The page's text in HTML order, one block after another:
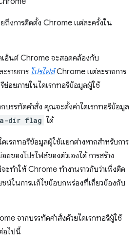
งการติดตั้ง Chrome แต่ละครั้งใน
เอ็นต์ Chrome จะสอดคล้องกับ
รายการ โปรไฟล์Chrome แต่ละรายการ
ย่อยภายในไดเรกทอรีข้อมูลผู้ใช้
บรรทัดคำสั่ง คุณจะตั้งค่าไดเรกทอรีข้อมูล
dir flag ได้
เรกทอรีข้อมูลผู้ใช้แยกต่างหากสำหรับการ
ของโปรไฟล์ของตัวเองได้ การสร้าง
ะทำให้ Chrome ทำงานราวกับว่าเพิ่งติด
ชน์ในการแก้ไขข้อบกพร่องที่เกี่ยวข้องกับ
จากบรรทัดคำสั่งด้วยไดเรกทอรีผู้ใช้
อไปนี้